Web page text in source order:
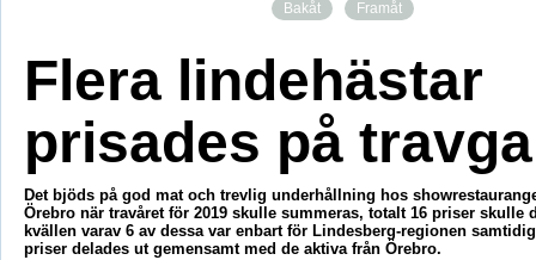
Bakåt Framåt
Flera lindehästar
prisades på
Det bjöds på god mat och trevlig underhållning hos
Örebro när travåret för 2019 skulle summeras, totalt 16 priser skulle
kvällen varav 6 av dessa var enbart för Lindesberg-regionen
priser delades ut gemensamt med de aktiva från Örebro.